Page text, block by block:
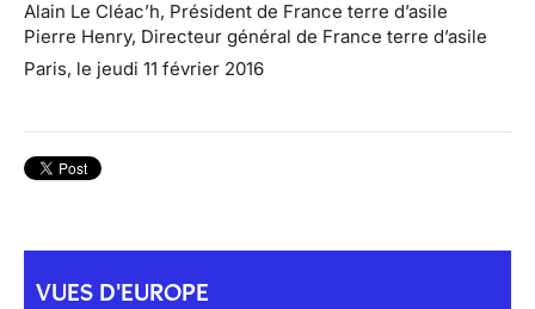
Alain Le Cléac’h, Président de France terre d’asile
Pierre Henry, Directeur général de France terre d’asile
Paris, le jeudi 11 février 2016
VUES D'EUROPE